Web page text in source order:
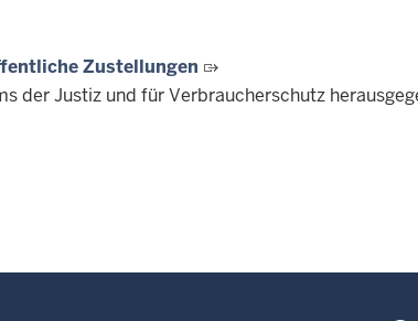
Zustellungen
der Justiz und für Verbraucherschutz